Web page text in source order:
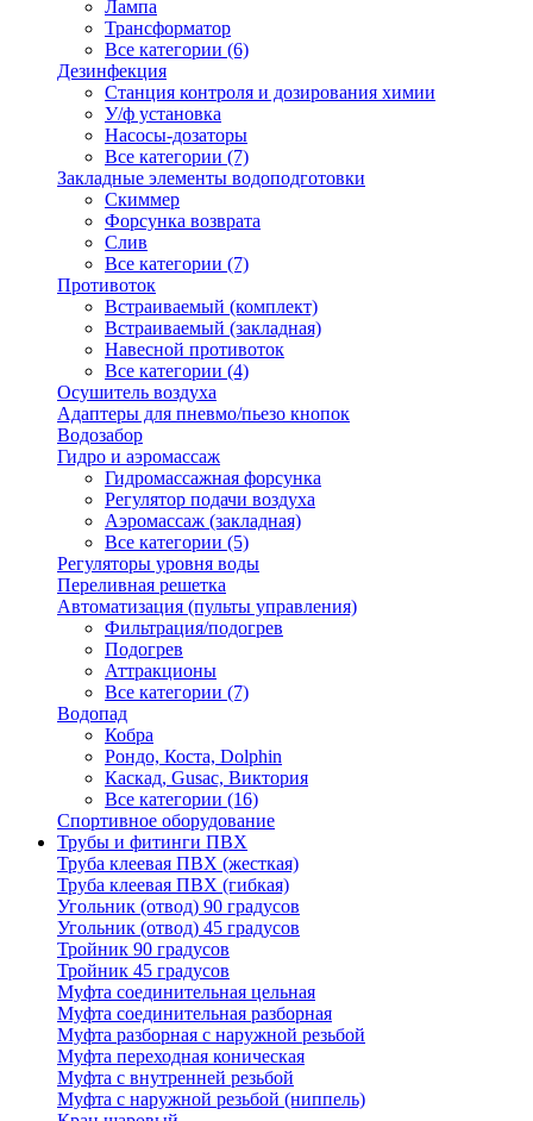
Лампа
Трансформатор
Все категории (6)
Дезинфекция
Станция контроля и дозирования химии
У/ф установка
Насосы-дозаторы
Все категории (7)
Закладные элементы водоподготовки
Скиммер
Форсунка возврата
Слив
Все категории (7)
Противоток
Встраиваемый (комплект)
Встраиваемый (закладная)
Навесной противоток
Все категории (4)
Осушитель воздуха
Адаптеры для пневмо/пьезо кнопок
Водозабор
Гидро и аэромассаж
Гидромассажная форсунка
Регулятор подачи воздуха
Аэромассаж (закладная)
Все категории (5)
Регуляторы уровня воды
Переливная решетка
Автоматизация (пульты управления)
Фильтрация/подогрев
Подогрев
Аттракционы
Все категории (7)
Водопад
Кобра
Рондо, Коста, Dolphin
Каскад, Gusac, Виктория
Все категории (16)
Спортивное оборудование
Трубы и фитинги ПВХ
Труба клеевая ПВХ (жесткая)
Труба клеевая ПВХ (гибкая)
Угольник (отвод) 90 градусов
Угольник (отвод) 45 градусов
Тройник 90 градусов
Тройник 45 градусов
Муфта соединительная цельная
Муфта соединительная разборная
Муфта разборная с наружной резьбой
Муфта переходная коническая
Муфта с внутренней резьбой
Муфта с наружной резьбой (ниппель)